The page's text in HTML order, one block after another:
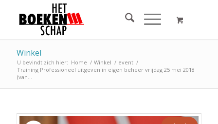
Winkel
U bevindt zich hier: Home / Winkel / event /
Training Professioneel uitgeven in eigen beheer vrijdag 25 mei 2018
(van...